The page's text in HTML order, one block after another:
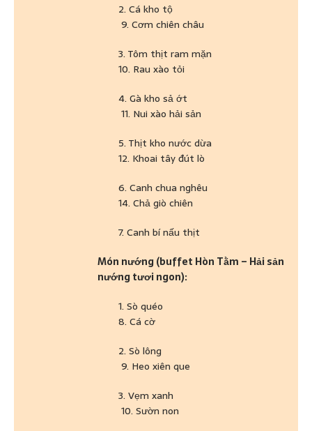
2. Cá kho tộ
9. Cơm chiên châu
3. Tôm thịt ram mặn
10. Rau xào tỏi
4. Gà kho sả ớt
11. Nui xào hải sản
5. Thịt kho nước dừa
12. Khoai tây đút lò
6. Canh chua nghêu
14. Chả giò chiên
7. Canh bí nấu thịt
Món nướng (buffet Hòn Tằm – Hải sản
nướng tươi ngon):
1. Sò quéo
8. Cá cờ
2. Sò lông
9. Heo xiên que
3. Vẹm xanh
10. Sườn non